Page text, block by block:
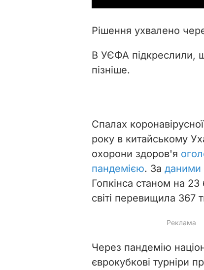
Рішення ухвалено
В УЄФА підкреслили,
пізніше.
Спалах
року в китайському
охорони здоров'я
пандемією. За даними
Гопкінса станом на 23
світі перевищила 367
Через пандемію
єврокубкові турніри